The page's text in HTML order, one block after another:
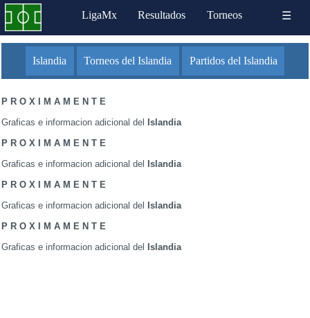
LigaMx Resultados Torneos ☰
Islandia Torneos del Islandia Partidos del Islandia
P R O X I M A M E N T E
Graficas e informacion adicional del
Islandia
P R O X I M A M E N T E
Graficas e informacion adicional del
Islandia
P R O X I M A M E N T E
Graficas e informacion adicional del
Islandia
P R O X I M A M E N T E
Graficas e informacion adicional del
Islandia